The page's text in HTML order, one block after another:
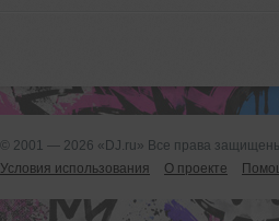
© 2001 — 2026 «DJ.ru» Все права
Условия использования
О проекте